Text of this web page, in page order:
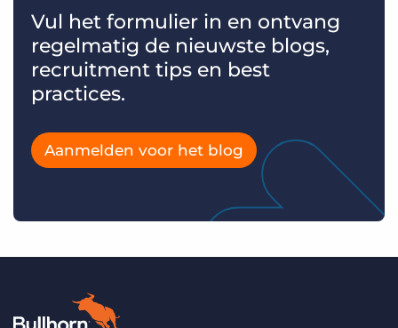
Vul het formulier in en ontvang
regelmatig de nieuwste blogs,
recruitment tips en best
practices.
Aanmelden voor het blog